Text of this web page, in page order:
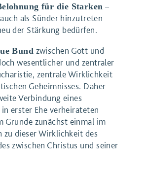
für die Starken –
als Sünder hinzutreten
der Stärkung bedürfen.
Bund zwischen Gott und
wesentlicher und zentraler
zentrale Wirklichkeit
Geheimnisses. Daher
Verbindung eines
erster Ehe verheirateten
Grunde zunächst einmal im
zu dieser Wirklichkeit des
zwischen Christus und seiner